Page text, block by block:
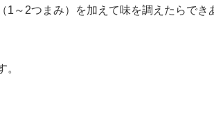
1～2つまみ）を加えて味を調えたらでき